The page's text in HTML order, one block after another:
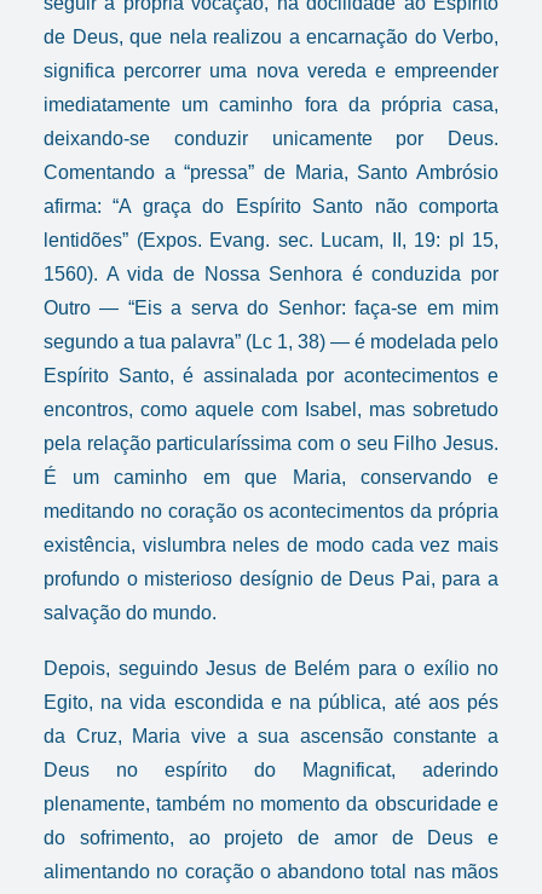
de Deus, que nela realizou a encarnação do Verbo,
significa percorrer uma nova vereda e empreender
imediatamente um caminho fora da própria casa,
deixando-se conduzir unicamente por Deus.
Comentando a “pressa” de Maria, Santo Ambrósio
afirma: “A graça do Espírito Santo não comporta
lentidões” (Expos. Evang. sec. Lucam, II, 19: pl 15,
1560). A vida de Nossa Senhora é conduzida por
Outro — “Eis a serva do Senhor: faça-se em mim
segundo a tua palavra” (Lc 1, 38) — é modelada pelo
Espírito Santo, é assinalada por acontecimentos e
encontros, como aquele com Isabel, mas sobretudo
pela relação particularíssima com o seu Filho Jesus.
É um caminho em que Maria, conservando e
meditando no coração os acontecimentos da própria
existência, vislumbra neles de modo cada vez mais
profundo o misterioso desígnio de Deus Pai, para a
salvação do mundo.
Depois, seguindo Jesus de Belém para o exílio no
Egito, na vida escondida e na pública, até aos pés
da Cruz, Maria vive a sua ascensão constante a
Deus no espírito do Magnificat, aderindo
plenamente, também no momento da obscuridade e
do sofrimento, ao projeto de amor de Deus e
alimentando no coração o abandono total nas mãos